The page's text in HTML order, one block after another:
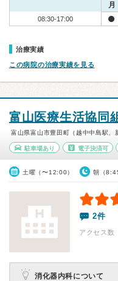
月
08:30-17:00
治療実績
この病院の治療実績を見る
富山医療生活協同
富山県富山市豊田町（越中中島駅、
駐車場あり 電子決済可
土曜（〜12:00） 朝（
2件
アクセス
消化器内科について